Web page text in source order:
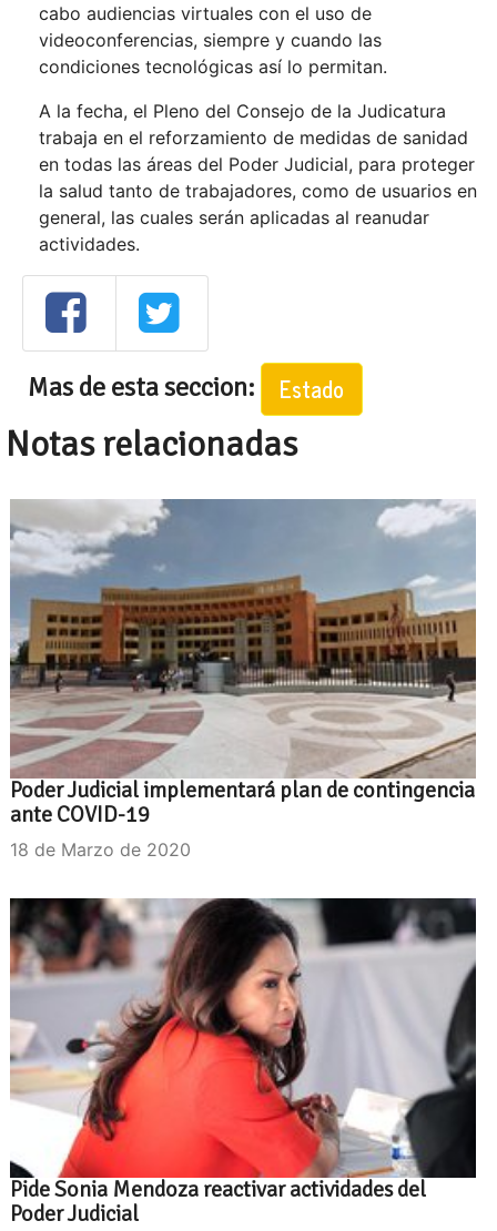
cabo audiencias virtuales con el uso de
videoconferencias, siempre y cuando las
condiciones tecnológicas así lo permitan.
A la fecha, el Pleno del Consejo de la Judicatura
trabaja en el reforzamiento de medidas de sanidad
en todas las áreas del Poder Judicial, para proteger
la salud tanto de trabajadores, como de usuarios en
general, las cuales serán aplicadas al reanudar
actividades.
Mas de esta seccion: Estado
Notas relacionadas
Poder Judicial implementará plan de contingencia
ante COVID-19
18 de Marzo de 2020
Pide Sonia Mendoza reactivar actividades del
Poder Judicial